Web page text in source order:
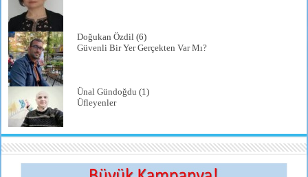
Doğukan Özdil (6)
Güvenli Bir Yer Gerçekten Var Mı?
Ünal Gündoğdu (1)
Üfleyenler